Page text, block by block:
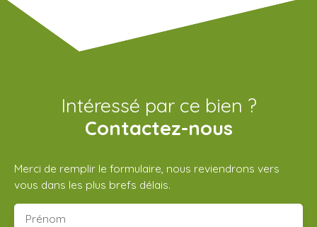
Intéressé par ce bien ?
Contactez-nous
Merci de remplir le formulaire, nous reviendrons vers
vous dans les plus brefs délais.
Prénom